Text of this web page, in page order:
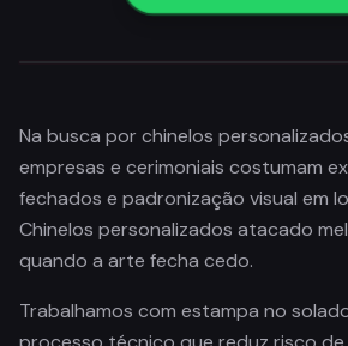
Na busca por chinelos
empresas e cerimoniais costumam
fechados e padronização visual em
Chinelos personalizados atacado
quando a arte fecha cedo.
Trabalhamos com estampa no